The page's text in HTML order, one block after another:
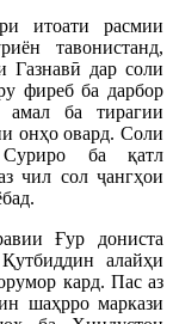
итоати расмии
тавонистанд,
Газнавӣ дар соли
фиреб ба дарбор
ба тирагии
онҳо овард. Соли
ба қатл
чил сол ҷангҳои
Ғур дониста
алайҳи
кард. Пас аз
шаҳрро маркази